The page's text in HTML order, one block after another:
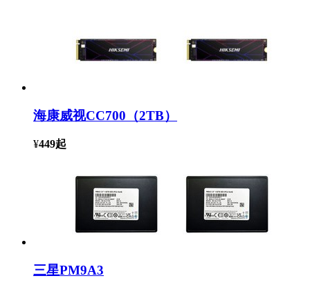
海康威视CC700（2TB）
¥449起
三星PM9A3